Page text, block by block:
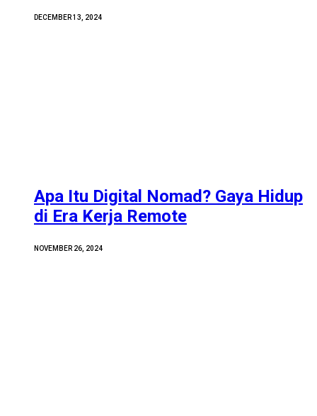
DECEMBER 13, 2024
Apa Itu Digital Nomad? Gaya Hidup
di Era Kerja Remote
NOVEMBER 26, 2024